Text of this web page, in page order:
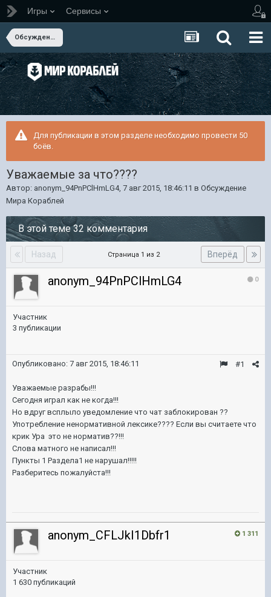
Игры Сервисы
Обсуждение Мира Кораблей
Для публикации в этом разделе необходимо провести 50
боёв.
Уважаемые за что????
Автор: anonym_94PnPClHmLG4, 7 авг 2015, 18:46:11 в Обсуждение
Мира Кораблей
В этой теме 32 комментария
Назад Вперёд
Страница 1 из 2
0
anonym_94PnPClHmLG4
Участник
3 публикации
#1
Опубликовано: 7 авг 2015, 18:46:11
Уважаемые разрабы!!!
Сегодня играл как не когда!!!
Но вдруг всплыло уведомление что чат заблокирован ??
Употребление ненормативной лексике???? Если вы считаете что
крик Ура это не норматив??!!!
Слова матного не написал!!!
Пункты 1 Раздела1 не нарушал!!!!!
Разберитесь пожалуйста!!!
1 311
anonym_CFLJkI1Dbfr1
Участник
1 630 публикаций